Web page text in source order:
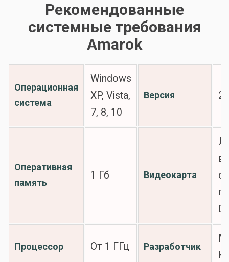
Рекомендованные
системные требования
Amarok
Операционная
система
Windows
XP, Vista,
7, 8, 10
Версия
Оперативная
память
1 Гб Видеокарта
с
Процессор От 1 ГГц Разработчик